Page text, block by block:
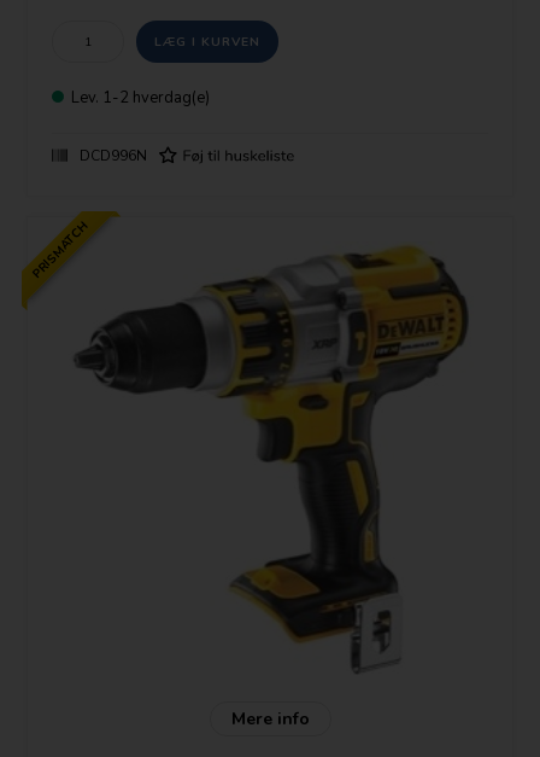
løs enhed uden batterier og lader, eller kuffert
Leveres som bulk i neutral emballage.
hastigheder: 0-450/1300/2000 omdr/min
Slag per min.: 0-8600/25500/38250 bpm
Vægt: 1,6 kg
Leveres inklusiv sidegreb
Lev. 1-2 hverdag(e)
DCD996N
PRISMATCH
Mere info